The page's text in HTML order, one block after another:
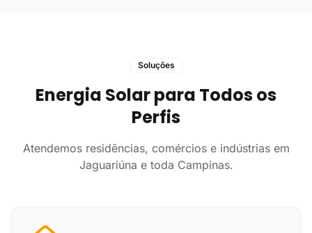
Soluções
Energia Solar para Todos os
Perfis
Atendemos residências, comércios e indústrias em
Jaguariúna e toda Campinas.